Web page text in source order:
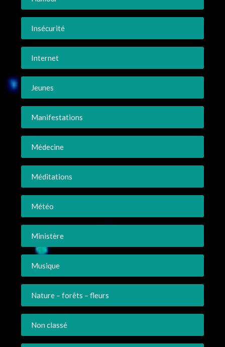
Insécurité
Internet
Jeunes
Manifestations
Médecine
Méditations
Météo
Ministère
Musique
Nature – forêts – fleurs
Non classé